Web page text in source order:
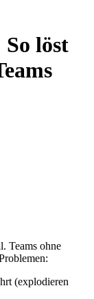
löst
Teams ohne
(explodieren